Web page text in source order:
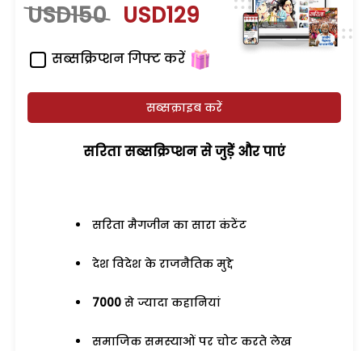
USD150 USD129
सब्सक्रिप्शन गिफ्ट करें
सब्सक्राइब करें
सरिता सब्सक्रिप्शन से जुड़ेें और पाएं
सरिता मैगजीन का सारा कंटेंट
देश विदेश के राजनैतिक मुद्दे
7000 से ज्यादा कहानियां
समाजिक समस्याओं पर चोट करते लेख